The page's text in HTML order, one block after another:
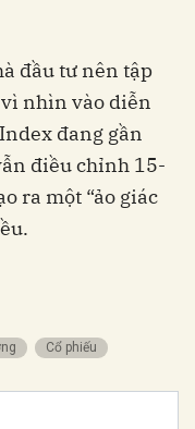
đầu tư nên tập
nhìn vào diễn
đang gần
điều chỉnh 15-
ra một “ảo giác
cổ phiếu